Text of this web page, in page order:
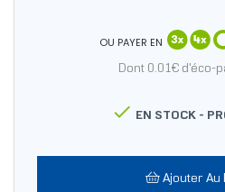
OU PAYER EN
Dont 0.01€ d'éco-
 EN STOCK -
Ajouter Au